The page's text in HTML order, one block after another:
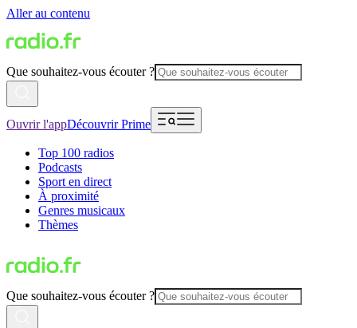
Aller au contenu
Que souhaitez-vous écouter ?
Ouvrir l'appDécouvrir Prime
Top 100 radios
Podcasts
Sport en direct
À proximité
Genres musicaux
Thèmes
Que souhaitez-vous écouter ?